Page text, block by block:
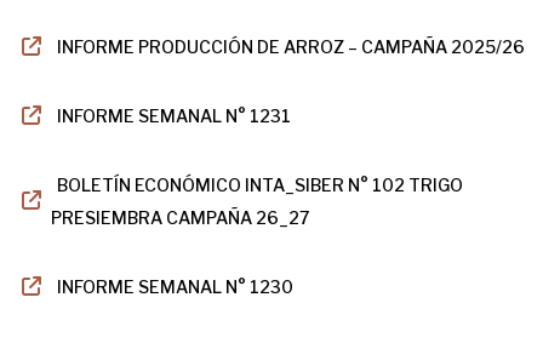
INFORME PRODUCCIÓN DE ARROZ – CAMPAÑA 2025/26
INFORME SEMANAL N° 1231
BOLETÍN ECONÓMICO INTA_SIBER N° 102 TRIGO
PRESIEMBRA CAMPAÑA 26_27
INFORME SEMANAL N° 1230